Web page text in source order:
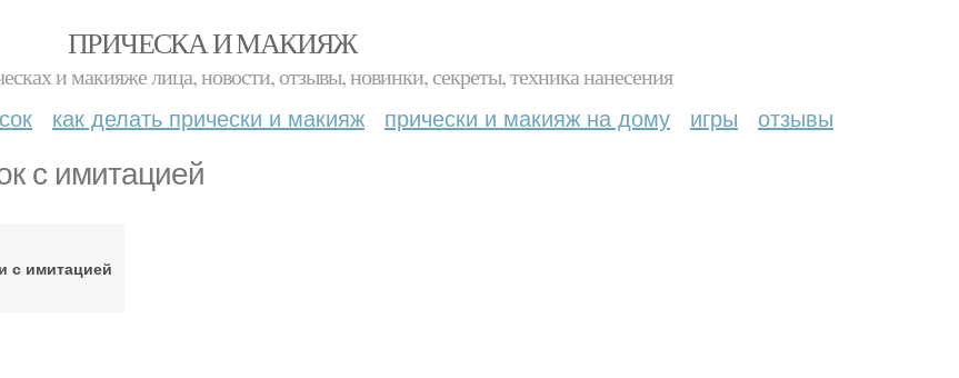
ПРИЧЕСКА И МАКИЯЖ
и макияже лица, новости, отзывы, новинки, секреты, техника нанесения
как делать прически и макияж прически и макияж на дому игры отзывы
с имитацией
с имитацией